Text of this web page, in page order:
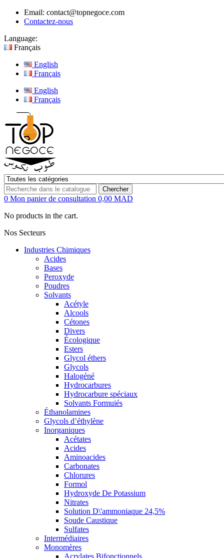
Email: contact@topnegoce.com
Contactez-nous
Language:
Français
English
Français
English
Français
Chercher
0 Mon panier de consultation 0,00 MAD
No products in the cart.
Nos Secteurs
Industries Chimiques
Acides
Bases
Peroxyde
Poudres
Solvants
Acétyle
Alcools
Cétones
Divers
Écologique
Esters
Glycol éthers
Glycols
Halogéné
Hydrocarbures
Hydrocarbure spéciaux
Solvants Formuiés
Éthanolamines
Glycols d’éthylène
Inorganiques
Acétates
Acides
Aminoacides
Carbonates
Chlorures
Formol
Hydroxyde De Potassium
Nitrates
Solution D\'ammoniaque 24,5%
Soude Caustique
Sulfates
Intermédiaires
Monomères
Acrylates Bifonctionnels